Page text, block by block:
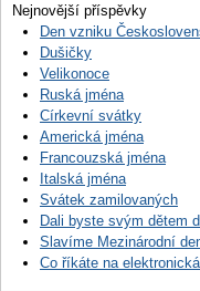
Nejnovější příspěvky
Den vzniku
Dušičky
Velikonoce
Ruská jména
Církevní svátky
Americká jména
Francouzská jména
Italská jména
Svátek zamilovaných
Dali byste svým dětem
Slavíme Mezinárodní
Co říkáte na